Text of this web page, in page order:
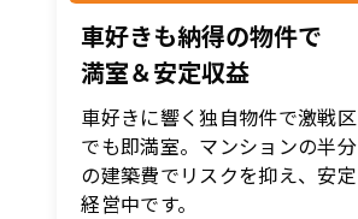
車好きも納得の物件で
満室＆安定収益
車好きに響く独自物件で激戦区
でも即満室。マンションの半分
の建築費でリスクを抑え、安定
経営中です。